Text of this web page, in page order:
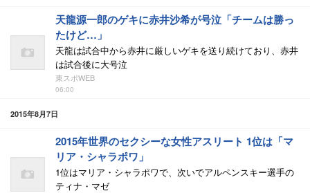
天龍源一郎のゲキに赤井沙希が号泣「チームは勝っ
たけど…」
天龍は試合中から赤井に厳しいゲキを送り続けており、赤井
は試合後に大号泣
東スポWEB
06:00
2015年8月7日
2015年世界のセクシーな女性アスリート 1位は「マ
リア・シャラポワ」
1位はマリア・シャラポワで、次いでアルペンスキー選手の
ティナ・マゼ